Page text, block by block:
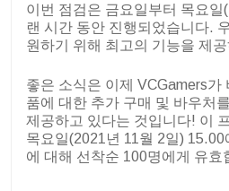
이번 점검은 금요일부터 목요
랜 시간 동안 진행되었습니다.
원하기 위해 최고의 기능을 제
좋은 소식은 이제 VCGamers가
품에 대한 추가 구매 및 바우처
제공하고 있다는 것입니다! 이
목요일(2021년 11월 2일)
에 대해 선착순 100명에게 유효